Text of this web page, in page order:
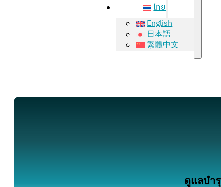
ไทย
English
日本語
繁體中文
ดูแลบำ